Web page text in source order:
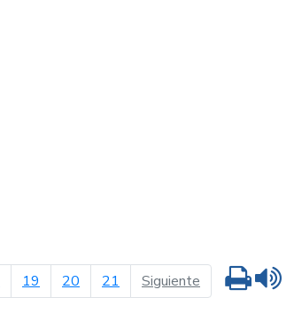
19 20 21 Siguiente página siguiente
Imprimir